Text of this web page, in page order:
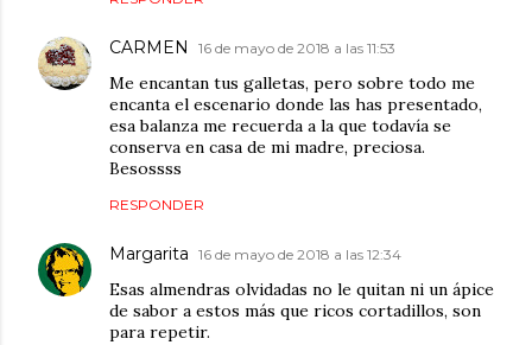
CARMEN 16 de mayo de 2018 a las 11:53
Me encantan tus galletas, pero sobre todo me
encanta el escenario donde las has presentado,
esa balanza me recuerda a la que todavía se
conserva en casa de mi madre, preciosa.
Besossss
RESPONDER
Margarita 16 de mayo de 2018 a las 12:34
Esas almendras olvidadas no le quitan ni un ápice
de sabor a estos más que ricos cortadillos, son
para repetir.